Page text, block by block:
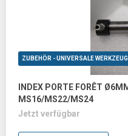
ZUBEHÖR - UNIVERSALE
INDEX PORTE FORÊT
MS16/MS22/MS24
Jetzt verfügbar